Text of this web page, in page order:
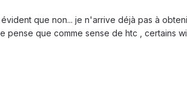
que non... je n'arrive déjà pas à
pense que comme sense de htc , certains